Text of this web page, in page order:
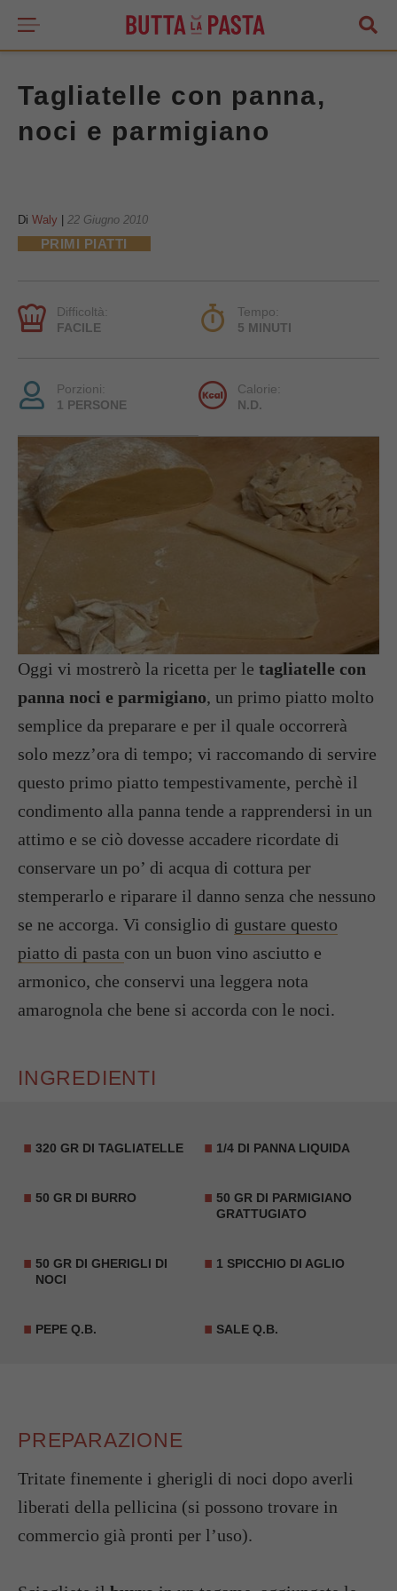
Tagliatelle con panna,
noci e parmigiano
Di Waly 22 Giugno 2010
PRIMI PIATTI
Difficoltà:
FACILE
Tempo:
5 MINUTI
Porzioni:
1 PERSONE
Calorie:
N.D.
Oggi vi mostrerò la ricetta per le tagliatelle con
panna noci e parmigiano, un primo piatto molto
semplice da preparare e per il quale occorrerà
solo mezz’ora di tempo; vi raccomando di servire
questo primo piatto tempestivamente, perchè il
condimento alla panna tende a rapprendersi in un
attimo e se ciò dovesse accadere ricordate di
conservare un po’ di acqua di cottura per
stemperarlo e riparare il danno senza che nessuno
se ne accorga. Vi consiglio di gustare questo
piatto di pasta con un buon vino asciutto e
armonico, che conservi una leggera nota
amarognola che bene si accorda con le noci.
INGREDIENTI
320 GR DI TAGLIATELLE 1/4 DI PANNA LIQUIDA
50 GR DI BURRO
50 GR DI PARMIGIANO
GRATTUGIATO
50 GR DI GHERIGLI DI
NOCI
1 SPICCHIO DI AGLIO
PEPE Q.B. SALE Q.B.
PREPARAZIONE
Tritate finemente i gherigli di noci dopo averli
liberati della pellicina (si possono trovare in
commercio già pronti per l’uso).